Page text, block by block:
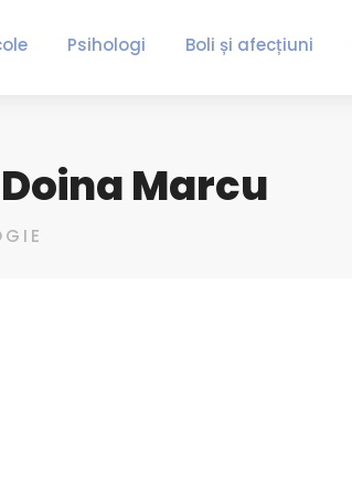
Psihologi Boli și afecțiuni
Marcu